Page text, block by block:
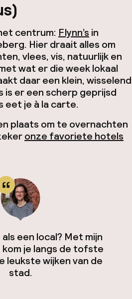
centrum: Flynn’s in
Hier draait alles om
vlees, vis, natuurlijk en
wat er die week lokaal
daar een klein, wisselend
is er een scherp geprijsd
eet je à la carte.
plaats om te overnachten
onze favoriete hotels
een local? Met mijn
je langs de tofste
leukste wijken van de
stad.